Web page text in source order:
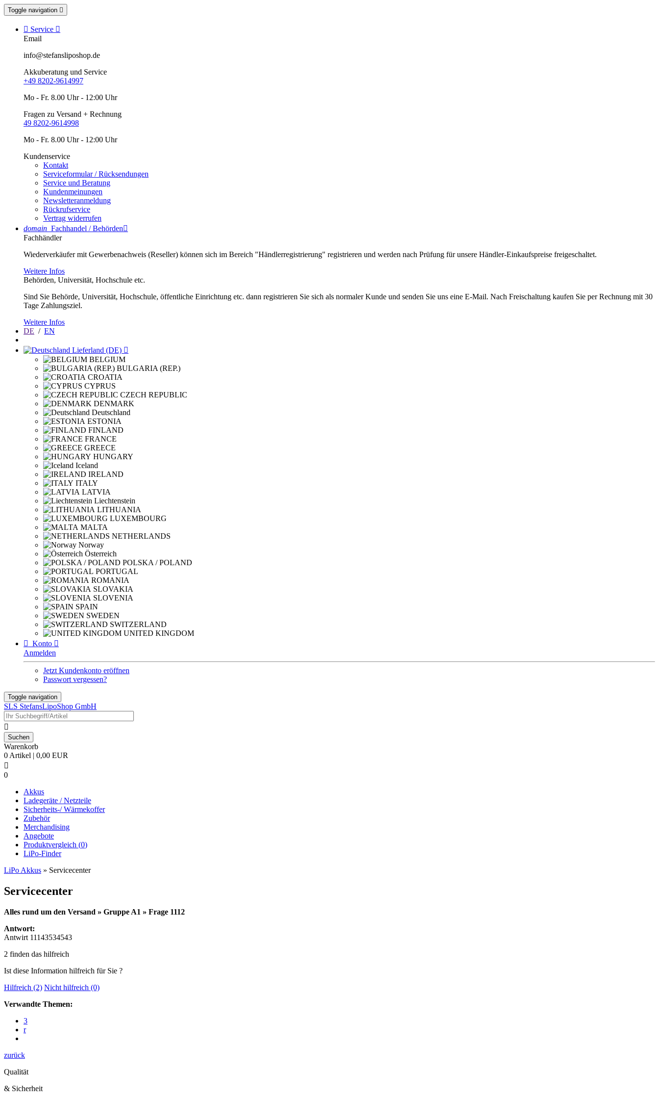
Toggle navigation 
 Service 
Email
info@stefansliposhop.de
Akkuberatung und Service
+49 8202-9614997
Mo - Fr. 8.00 Uhr - 12:00 Uhr
Fragen zu Versand + Rechnung
49 8202-9614998
Mo - Fr. 8.00 Uhr - 12:00 Uhr
Kundenservice
Kontakt
Serviceformular / Rücksendungen
Service und Beratung
Kundenmeinungen
Newsletteranmeldung
Rückrufservice
Vertrag widerrufen
domain Fachhandel / Behörden
Fachhändler
Wiederverkäufer mit Gewerbenachweis (Reseller) können sich im Bereich "Händlerregistrierung" registrieren und werden nach Prüfung für unsere Händler-Einkaufspreise freigeschaltet.
Weitere Infos
Behörden, Universität, Hochschule etc.
Sind Sie Behörde, Universität, Hochschule, öffentliche Einrichtung etc. dann registrieren Sie sich als normaler Kunde und senden Sie uns eine E-Mail. Nach Freischaltung kaufen Sie per Rechnung mit 30
Tage Zahlungsziel.
Weitere Infos
DE / EN
Lieferland (DE) 
BELGIUM
BULGARIA (REP.)
CROATIA
CYPRUS
CZECH REPUBLIC
DENMARK
Deutschland
ESTONIA
FINLAND
FRANCE
GREECE
HUNGARY
Iceland
IRELAND
ITALY
LATVIA
Liechtenstein
LITHUANIA
LUXEMBOURG
MALTA
NETHERLANDS
Norway
Österreich
POLSKA / POLAND
PORTUGAL
ROMANIA
SLOVAKIA
SLOVENIA
SPAIN
SWEDEN
SWITZERLAND
UNITED KINGDOM
 Konto 
Anmelden
Jetzt Kundenkonto eröffnen
Passwort vergessen?
Toggle navigation
SLS StefansLipoShop GmbH

Warenkorb
0 Artikel | 0,00 EUR

0
Akkus
Ladegeräte / Netzteile
Sicherheits-/ Wärmekoffer
Zubehör
Merchandising
Angebote
Produktvergleich (0)
LiPo-Finder
LiPo Akkus » Servicecenter
Servicecenter
Alles rund um den Versand » Gruppe A1 » Frage 1112
Antwort:
Antwirt 11143534543
2 finden das hilfreich
Ist diese Information hilfreich für Sie ?
Hilfreich (2) Nicht hilfreich (0)
Verwandte Themen:
3
r
zurück
Qualität
& Sicherheit